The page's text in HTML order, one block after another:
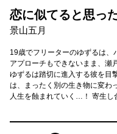
恋に似てると思っ
景山五月
19歳でフリーターのゆずるは、
アプローチもできないまま、瀬
ゆずるは踏切に進入する彼を
は、まったく別の生き物に変わ
人生を蝕まれていく…！ 寄生し